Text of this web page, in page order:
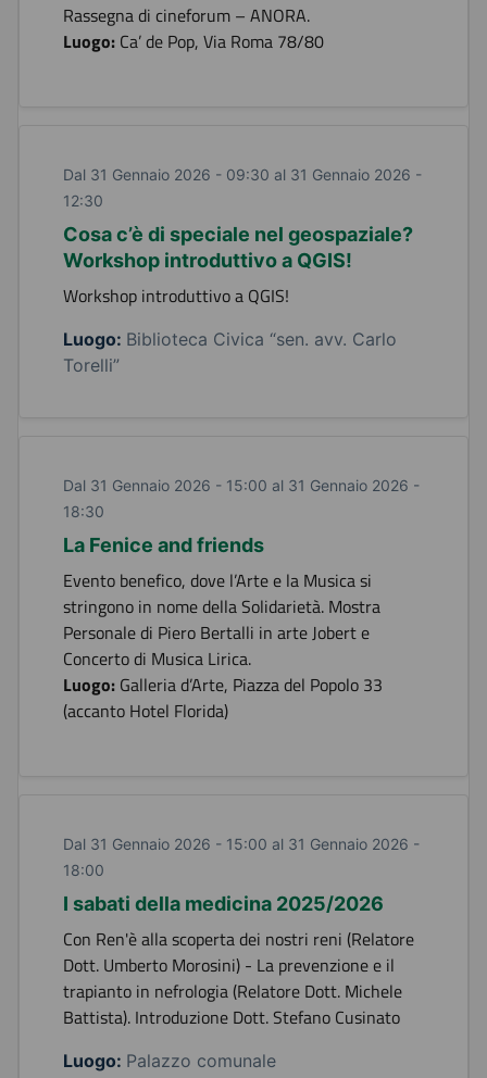
Rassegna di cineforum – ANORA.
Luogo: Ca’ de Pop, Via Roma 78/80
Dal 31 Gennaio 2026 - 09:30 al 31 Gennaio 2026 -
12:30
Cosa c’è di speciale nel geospaziale?
Workshop introduttivo a QGIS!
Workshop introduttivo a QGIS!
Luogo: Biblioteca Civica “sen. avv. Carlo
Torelli”
Dal 31 Gennaio 2026 - 15:00 al 31 Gennaio 2026 -
18:30
La Fenice and friends
Evento benefico, dove l’Arte e la Musica si
stringono in nome della Solidarietà. Mostra
Personale di Piero Bertalli in arte Jobert e
Concerto di Musica Lirica.
Luogo: Galleria d’Arte, Piazza del Popolo 33
(accanto Hotel Florida)
Dal 31 Gennaio 2026 - 15:00 al 31 Gennaio 2026 -
18:00
I sabati della medicina 2025/2026
Con Ren'è alla scoperta dei nostri reni (Relatore
Dott. Umberto Morosini) - La prevenzione e il
trapianto in nefrologia (Relatore Dott. Michele
Battista). Introduzione Dott. Stefano Cusinato
Luogo: Palazzo comunale